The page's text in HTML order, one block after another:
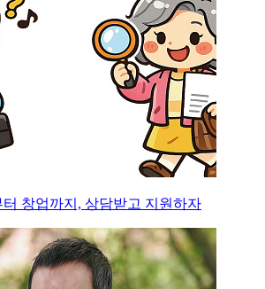
창업까지, 상담받고 지원하자